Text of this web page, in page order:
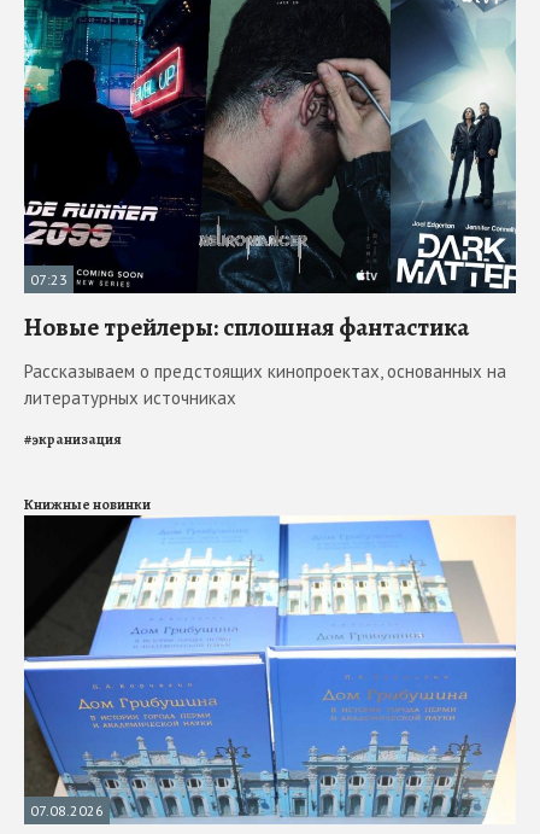
07:23
Новые трейлеры: сплошная фантастика
Рассказываем о предстоящих кинопроектах, основанных на
литературных источниках
#экранизация
Книжные новинки
07.08.2026